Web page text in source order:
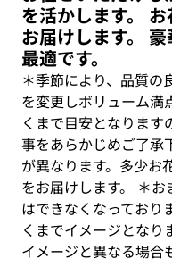
を活かします。
お届けします。
最適です。
＊季節により、品質の
を変更しボリューム満
くまで目安となります
事をあらかじめご了承
が異なります。多少お
をお届けします。 ＊
はできなくなっており
くまでイメージとなり
イメージと異なる場合